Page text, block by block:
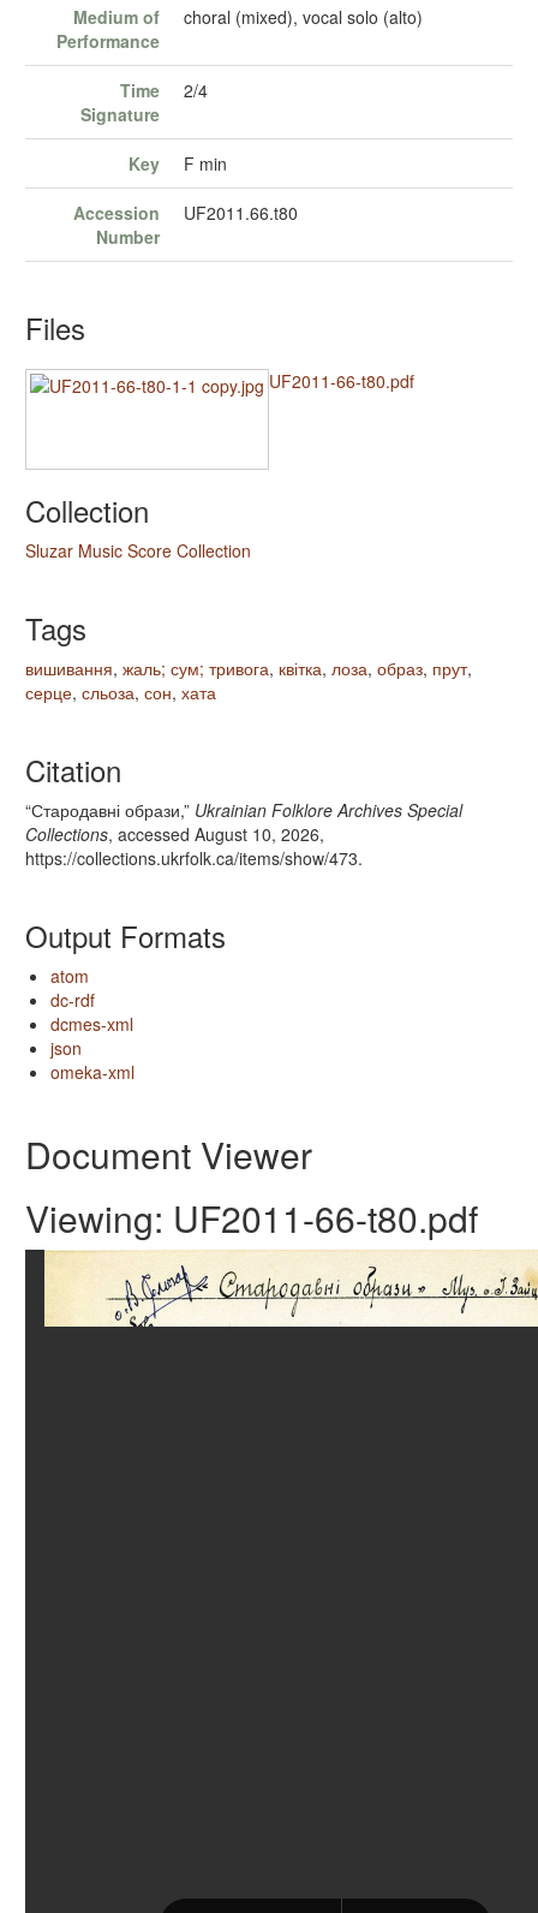
Medium of
Performance
choral (mixed), vocal solo (alto)
Time
Signature
2/4
Key F min
Accession
Number
UF2011.66.t80
Files
UF2011-66-t80.pdf
Collection
Sluzar Music Score Collection
Tags
вишивання, жаль; сум; тривога, квітка, лоза, образ, прут,
серце, сльоза, сон, хата
Citation
“Стародавні образи,” Ukrainian Folklore Archives Special
Collections, accessed August 10, 2026,
https://collections.ukrfolk.ca/items/show/473.
Output Formats
atom
dc-rdf
dcmes-xml
json
omeka-xml
Document Viewer
Viewing: UF2011-66-t80.pdf